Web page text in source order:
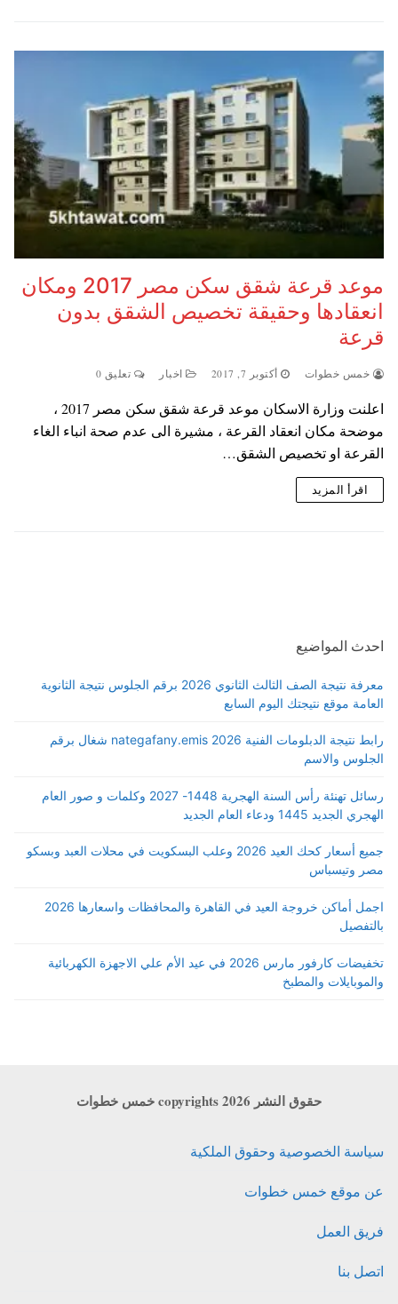
موعد قرعة شقق سكن مصر 2017 ومكان
انعقادها وحقيقة تخصيص الشقق بدون
قرعة
خمس خطوات أكتوبر 7, 2017 اخبار تعليق 0
اعلنت وزارة الاسكان موعد قرعة شقق سكن مصر 2017 ،
موضحة مكان انعقاد القرعة ، مشيرة الى عدم صحة انباء الغاء
القرعة او تخصيص الشقق…
اقرأ المزيد
احدث المواضيع
معرفة نتيجة الصف الثالث الثانوي 2026 برقم الجلوس نتيجة الثانوية
العامة موقع نتيجتك اليوم السابع
رابط نتيجة الدبلومات الفنية 2026 nategafany.emis شغال برقم
الجلوس والاسم
رسائل تهنئة رأس السنة الهجرية 1448- 2027 وكلمات و صور العام
الهجري الجديد 1445 ودعاء العام الجديد
جميع أسعار كحك العيد 2026 وعلب البسكويت في محلات العبد وبسكو
مصر وتيسباس
اجمل أماكن خروجة العيد في القاهرة والمحافظات واسعارها 2026
بالتفصيل
تخفيضات كارفور مارس 2026 في عيد الأم علي الاجهزة الكهربائية
والموبايلات والمطبخ
حقوق النشر copyrights 2026 خمس خطوات
سياسة الخصوصية وحقوق الملكية
عن موقع خمس خطوات
فريق العمل
اتصل بنا